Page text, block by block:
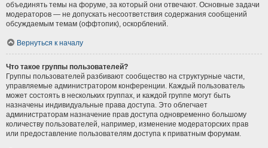
объединять темы на форуме, за который они отвечают. Основные задачи
модераторов — не допускать несоответствия содержания сообщений
обсуждаемым темам (оффтопик), оскорблений.
Вернуться к началу
Что такое группы пользователей?
Группы пользователей разбивают сообщество на структурные части,
управляемые администратором конференции. Каждый пользователь
может состоять в нескольких группах, и каждой группе могут быть
назначены индивидуальные права доступа. Это облегчает
администраторам назначение прав доступа одновременно большому
количеству пользователей, например, изменение модераторских прав
или предоставление пользователям доступа к приватным форумам.